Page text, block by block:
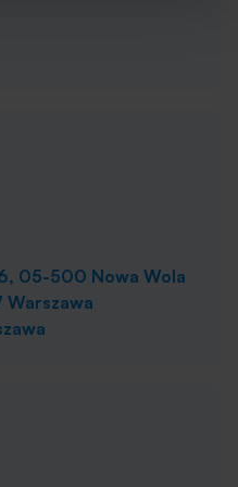
05-500 Nowa Wola